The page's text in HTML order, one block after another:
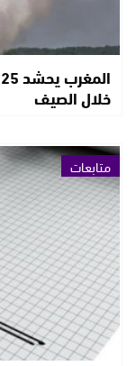
خلال الصيف
متابعات